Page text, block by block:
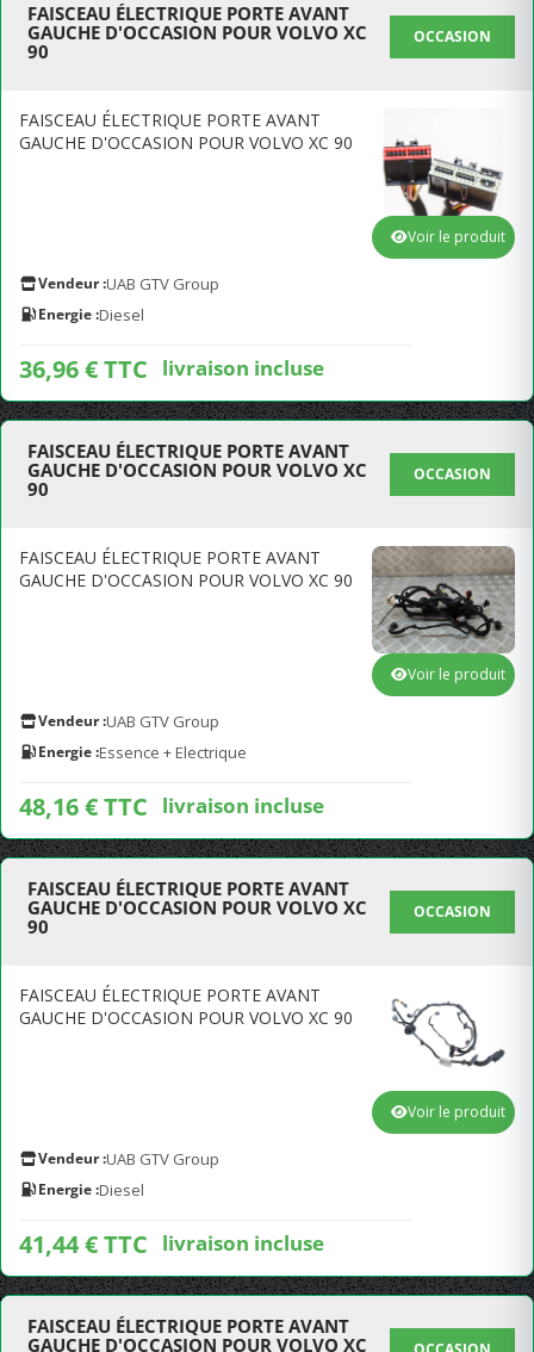
FAISCEAU ÉLECTRIQUE PORTE AVANT
GAUCHE D'OCCASION POUR VOLVO XC
90
OCCASION
FAISCEAU ÉLECTRIQUE PORTE AVANT
GAUCHE D'OCCASION POUR VOLVO XC 90
Vendeur :UAB GTV Group
Energie :Diesel
36,96 € TTC livraison incluse
Voir le produit
FAISCEAU ÉLECTRIQUE PORTE AVANT
GAUCHE D'OCCASION POUR VOLVO XC
90
OCCASION
FAISCEAU ÉLECTRIQUE PORTE AVANT
GAUCHE D'OCCASION POUR VOLVO XC 90
Vendeur :UAB GTV Group
Energie :Essence + Electrique
48,16 € TTC livraison incluse
Voir le produit
FAISCEAU ÉLECTRIQUE PORTE AVANT
GAUCHE D'OCCASION POUR VOLVO XC
90
OCCASION
FAISCEAU ÉLECTRIQUE PORTE AVANT
GAUCHE D'OCCASION POUR VOLVO XC 90
Vendeur :UAB GTV Group
Energie :Diesel
41,44 € TTC livraison incluse
Voir le produit
FAISCEAU ÉLECTRIQUE PORTE AVANT
GAUCHE D'OCCASION POUR VOLVO XC